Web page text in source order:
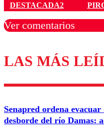
DESTACADA2
Ver comentarios
Los comentarios son
diálogo
Correo
LAS MÁS
Senapred ordena
desborde del río Damas: